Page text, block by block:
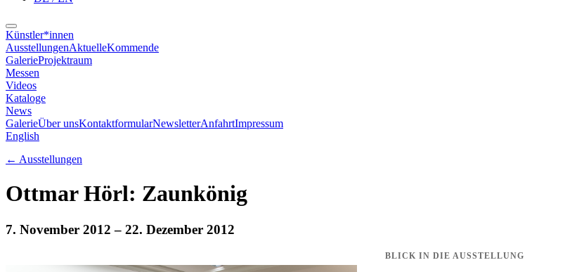
Künstler*innen
AusstellungenAktuelleKommende
GalerieProjektraum
Messen
Videos
Kataloge
News
GalerieÜber unsKontaktformularNewsletterAnfahrtImpressum
English
← Ausstellungen
Ottmar Hörl: Zaunkönig
7. November 2012 – 22. Dezember 2012
BLICK IN DIE AUSSTELLUNG